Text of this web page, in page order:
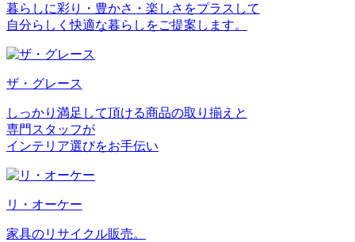
暮らしに彩り・豊かさ・楽しさをプラスして
自分らしく快適な暮らしをご提案します。
ザ・グレース
しっかり満足して頂ける商品の取り揃えと
専門スタッフが
インテリア選びをお手伝い
リ・オーケー
家具のリサイクル販売。